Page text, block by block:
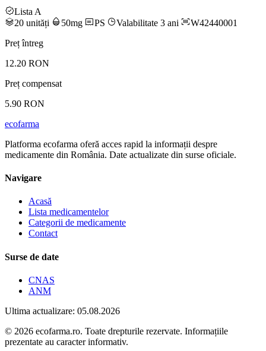
Lista A
20 unități
50mg PS Valabilitate 3 ani
W42440001
Preț întreg
12.20 RON
Preț compensat
5.90 RON
ecofarma
Platforma ecofarma oferă acces rapid la informații despre
medicamente din România. Date actualizate din surse oficiale.
Navigare
Acasă
Lista medicamentelor
Categorii de medicamente
Contact
Surse de date
CNAS
ANM
Ultima actualizare: 05.08.2026
© 2026 ecofarma.ro. Toate drepturile rezervate. Informațiile
prezentate au caracter informativ.